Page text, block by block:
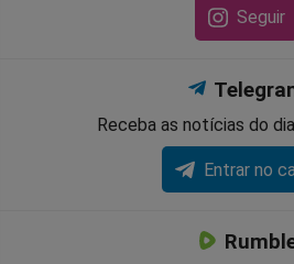
Seguir
Receba as notícias do
Entrar no